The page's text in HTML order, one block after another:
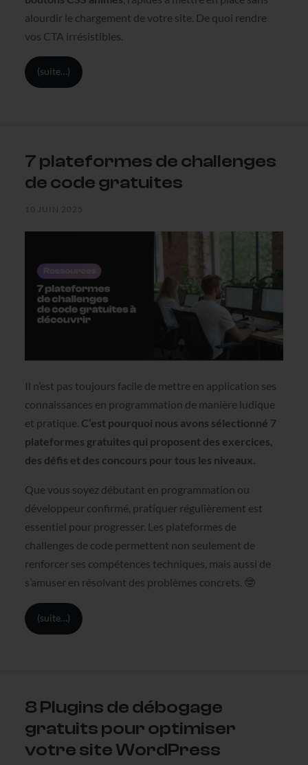
alourdir le chargement de votre site. De quoi rendre
vos CTA irrésistibles.
(suite…)
7 plateformes de challenges
de code gratuites
10 JUIN 2025
Il n’est pas toujours facile de mettre en application ses
connaissances en programmation de manière ludique
et pratique. C’est pourquoi nous avons sélectionné 7
plateformes gratuites qui proposent des exercices,
des défis et des concours pour tous les niveaux.
Que vous soyez débutant en programmation ou
développeur confirmé, pratiquer régulièrement est
essentiel pour progresser. Les plateformes de
challenges de code permettent non seulement de
renforcer ses compétences techniques, mais aussi de
s’amuser en résolvant des problèmes concrets. 🤓
(suite…)
8 Plugins de débogage
gratuits pour optimiser
votre site WordPress